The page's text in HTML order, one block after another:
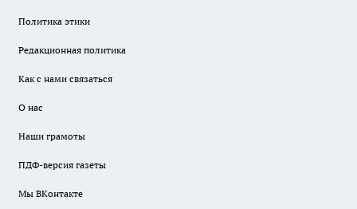
Политика этики
Редакционная политика
Как с нами связаться
О нас
Наши грамоты
ПДФ-версия газеты
Мы ВКонтакте